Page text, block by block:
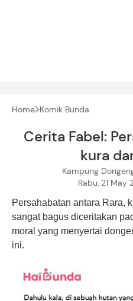
Home Komik Bunda
Cerita Fabel:
kura
Kampung
Rabu, 21 May
Persahabatan antara Rara,
sangat bagus diceritakan
moral yang menyertai
ini.